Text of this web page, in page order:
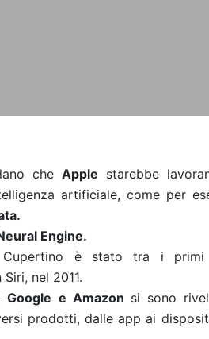
cheApple starebbe
artificiale, come per
Engine.
è stato tra i
nel 2011.
Google e Amazon si sono
prodotti, dalle app ai